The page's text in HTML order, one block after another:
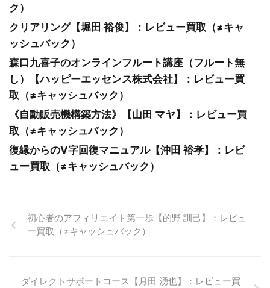
ク）
クリアリング【堀田 裕俊】：レビュー買取（≠キャ
ッシュバック）
森口九喜子のオンラインフルート講座（フルート無
し）【ハッピーエッセンス株式会社】：レビュー買
取（≠キャッシュバック）
《自動販売機構築方法》【山田 マヤ】：レビュー買
取（≠キャッシュバック）
復縁からのV字回復マニュアル【沖田 裕孝】：レビ
ュー買取（≠キャッシュバック）
初心者のアフィリエイト第一歩【的野 訓己】：レビュ
ー買取（≠キャッシュバック）
ダイレクトサポートコース【月田 湧也】：レビュー買